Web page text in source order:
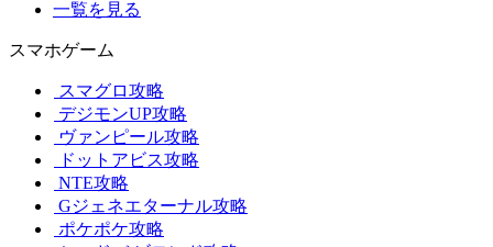
一覧を見る
スマホゲーム
スマグロ攻略
デジモンUP攻略
ヴァンピール攻略
ドットアビス攻略
NTE攻略
Gジェネエターナル攻略
ポケポケ攻略